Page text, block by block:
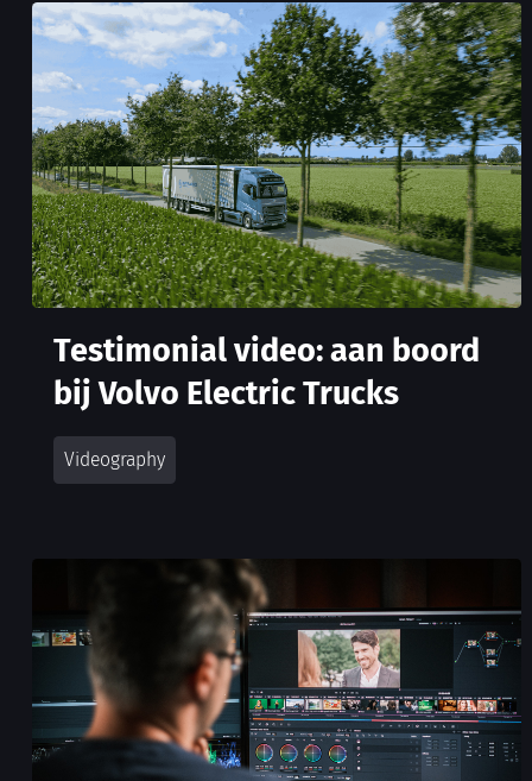
Testimonial video: aan boord
bij Volvo Electric Trucks
Videography